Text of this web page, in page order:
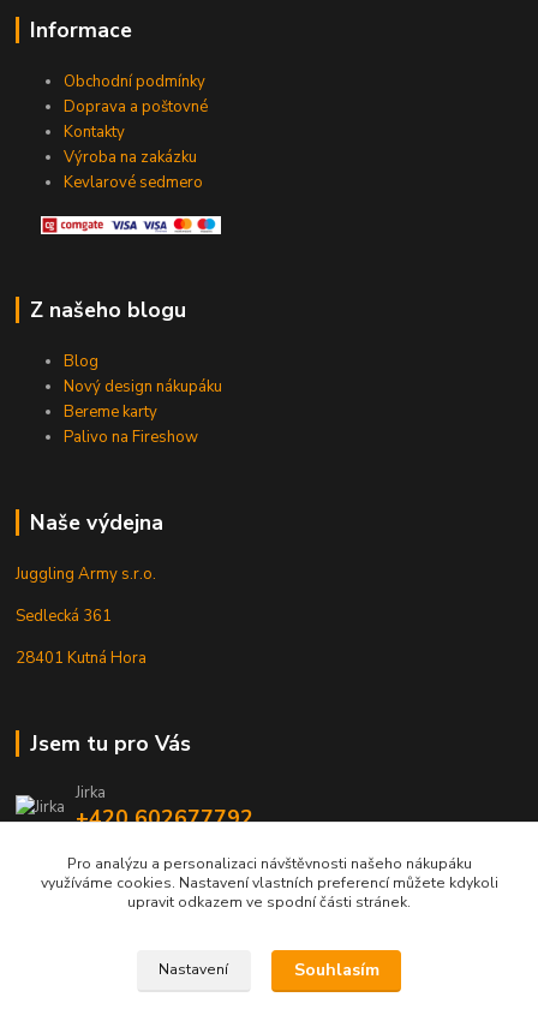
Informace
Obchodní podmínky
Doprava a poštovné
Kontakty
Výroba na zakázku
Kevlarové sedmero
Z našeho blogu
Blog
Nový design nákupáku
Bereme karty
Palivo na Fireshow
Naše výdejna
Juggling Army s.r.o.
Sedlecká 361
28401 Kutná Hora
Jsem tu pro Vás
Jirka
+420 602677792
info@jarmy.cz
Pro analýzu a personalizaci návštěvnosti našeho nákupáku
využíváme cookies. Nastavení vlastních preferencí můžete kdykoli
upravit odkazem ve spodní části stránek.
Nastavení Souhlasím